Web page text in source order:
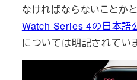
なければならないことかと
Watch Series 4の日本語
については明記されていま